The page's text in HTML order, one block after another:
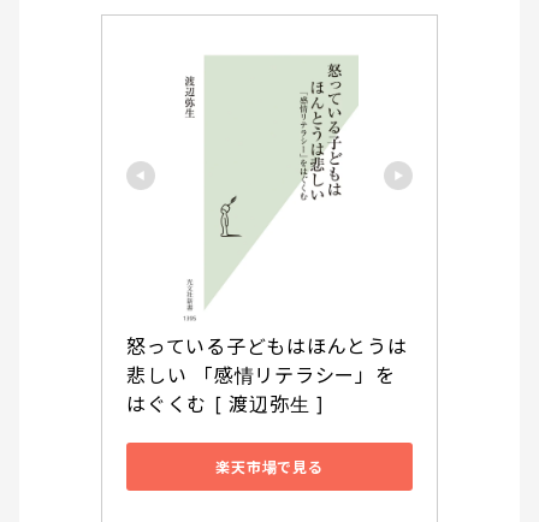
怒っている子どもはほんとうは
悲しい 「感情リテラシー」を
はぐくむ [ 渡辺弥生 ]
楽天市場で見る